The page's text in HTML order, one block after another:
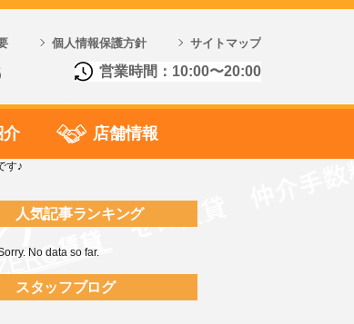
個人情報保護方針 サイトマップ
営業時間：10:00〜20:00
介 店舗情報
す♪
人気記事ランキング
No data so far.
スタッフブログ